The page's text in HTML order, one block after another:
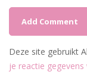
Deze site gebruikt
je reactie